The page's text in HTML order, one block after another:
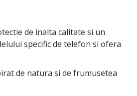
de inalta calitate si un
specific de telefon si ofera
de natura si de frumusetea